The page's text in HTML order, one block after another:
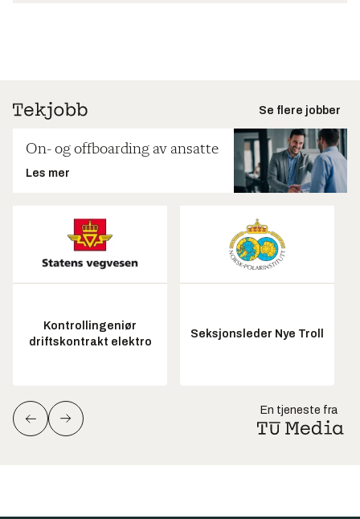
Se flere jobber
On- og offboarding av ansatte
Les mer
Kontrollingeniør
driftskontrakt elektro
Seksjonsleder Nye Troll
En tjeneste fra